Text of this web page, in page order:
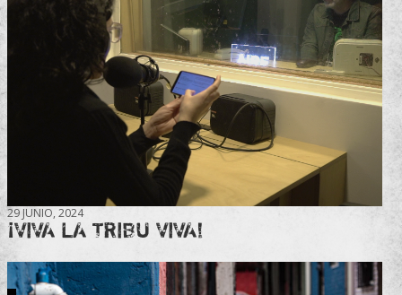
29 JUNIO, 2024
¡VIVA LA TRIBU VIVA!